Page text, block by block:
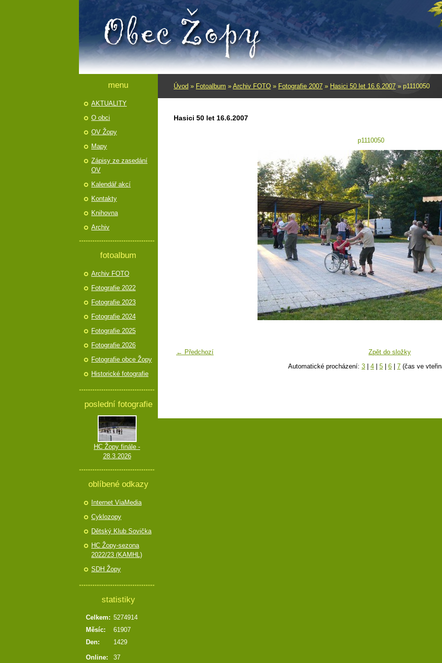
Úvod » Fotoalbum » Archiv FOTO » Fotografie 2007 » Hasici 50 let 16.6.2007 » p1110050
Hasici 50 let 16.6.2007
p1110050
← Předchozí
Zpět do složky
Automatické procházení: 3 4 5 6 7 (čas ve
menu
AKTUALITY
O obci
OV Žopy
Mapy
Zápisy ze zasedání
OV
Kalendář akcí
Kontakty
Knihovna
Archiv
fotoalbum
Archiv FOTO
Fotografie 2022
Fotografie 2023
Fotografie 2024
Fotografie 2025
Fotografie 2026
Fotografie obce Žopy
Historické fotografie
poslední fotografie
HC Žopy finále -
28.3.2026
oblíbené odkazy
Internet ViaMedia
Cyklozopy
Dětský Klub Sovička
HC Žopy-sezona
2022/23 (KAMHL)
SDH Žopy
statistiky
Online: 37
Celkem: 5274914
Měsíc:
61907
Den:
1429